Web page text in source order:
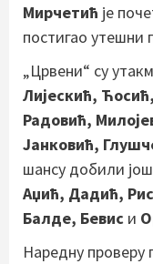
Мирчетић је
постигао утешни
„Црвени“ су
Лијескић,
Радовић,
Јанковић,
шансу добили
Аџић, Дадић,
Балде, Бевис и
Наредну проверу